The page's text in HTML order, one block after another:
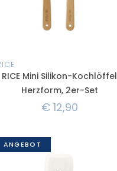
RICE Mini Silikon-Kochlöffel
Herzform, 2er-Set
€12,90
ANGEBOT